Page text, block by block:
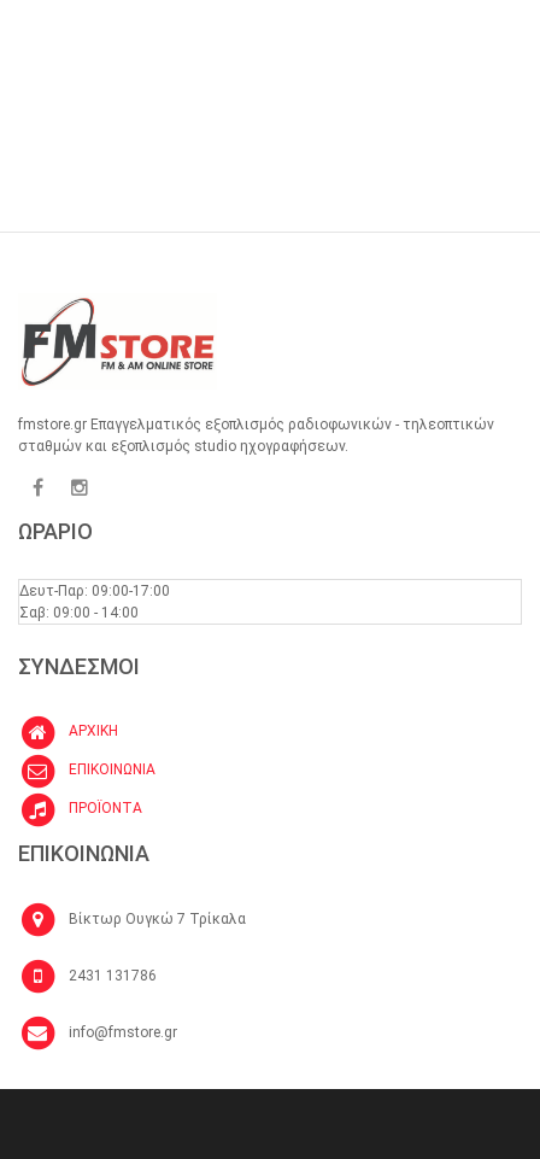
fmstore.gr Επαγγελματικός εξοπλισμός ραδιοφωνικών - τηλεοπτικών
σταθμών και εξοπλισμός studio ηχογραφήσεων.
ΩΡΑΡΙΟ
Δευτ-Παρ: 09:00-17:00
Σαβ: 09:00 - 14:00
ΣΥΝΔΕΣΜΟΙ
ΑΡΧΙΚΗ
ΕΠΙΚΟΙΝΩΝΙΑ
ΠΡΟΪΟΝΤΑ
ΕΠΙΚΟΙΝΩΝΙΑ
Βίκτωρ Ουγκώ 7 Τρίκαλα
2431 131786
info@fmstore.gr